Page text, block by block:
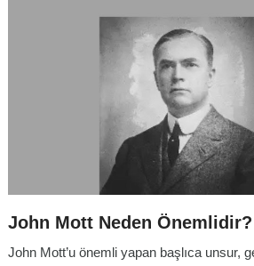
John Mott Neden Önemlidir?
John Mott’u önemli yapan başlıca unsur,